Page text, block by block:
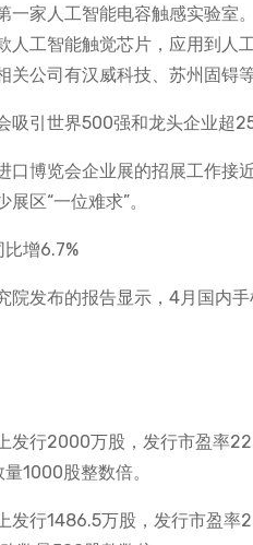
一家人工智能电容触感实验室
人工智能触觉芯片，应用到人
关公司有汉威科技、苏州固锝等
吸引世界500强和龙头企业超
口博览会企业展的招展工作
区“一位难求”。
增6.7%
院发布的报告显示，4月国内
发行2000万股，发行市盈率
1000股整数倍。
发行1486.5万股，发行市盈